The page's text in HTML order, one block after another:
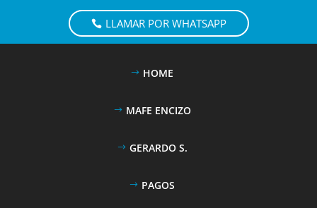
LLAMAR POR WHATSAPP
HOME
MAFE ENCIZO
GERARDO S.
PAGOS